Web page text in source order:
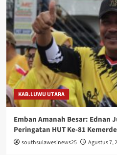
KAB.LUWU UTARA
Emban Amanah Besar: Ednan
Peringatan HUT Ke-81
southsulawesinews25 Agustus 7,